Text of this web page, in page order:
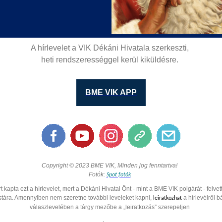
A hírlevelet a VIK Dékáni Hivatala szerkeszti,
heti rendszerességgel kerül kiküldésre.
BME VIK APP
Copyright © 2023 BME VIK, Minden jog fenntartva!
Fotók: Spot fotók
kapta ezt a hírlevelet, mert a Dékáni Hivatal Önt - mint a BME VIK polgárát -
Amennyiben nem szeretne további leveleket kapni, leiratkozhata hírlevélről
válaszlevelében a tárgy mezőbe a „leiratkozás” szerepeljen